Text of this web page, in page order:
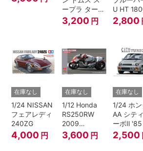
ープラ ターボ
A70 1990
JTC
3,200 円
U HT
SSS-E
2,800
在庫なし
1/24 NISSAN
フェアレディ
240ZG
4,000 円
在庫なし
1/12 Honda
RS250RW
2009
WGP250
3,600 円
在庫なし
1/24 ホ
AA シテ
ーボⅡ '85
2,500